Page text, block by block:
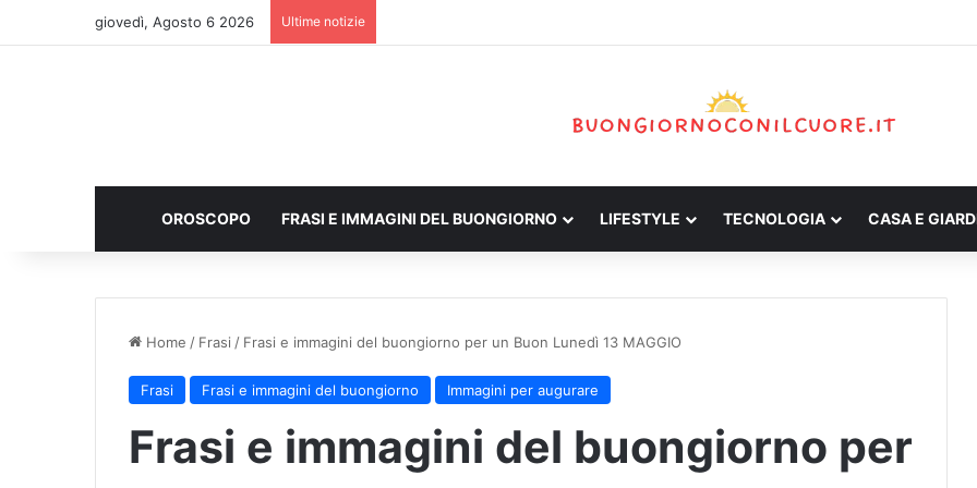
giovedì, Agosto 6 2026 Ultime notizie
OROSCOPO FRASI E IMMAGINI DEL BUONGIORNO LIFESTYLE TECNOLOGIA CASA E
Home / Frasi / Frasi e immagini del buongiorno per un Buon Lunedì 13 MAGGIO
Frasi Frasi e immagini del buongiorno Immagini per augurare
Frasi e immagini del buongiorno per